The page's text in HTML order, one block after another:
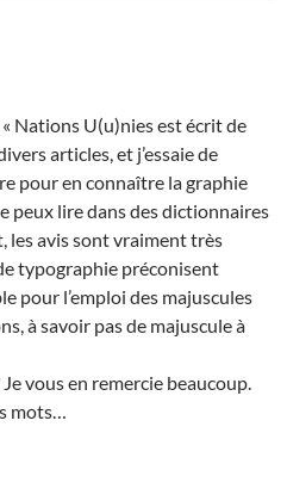
Nations U(u)nies est écrit de
articles, et j’essaie de
pour en connaître la graphie
peux lire dans des dictionnaires
les avis sont vraiment très
typographie préconisent
pour l’emploi des majuscules
à savoir pas de majuscule à
vous en remercie beaucoup.
mots…